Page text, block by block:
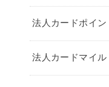
法人カードポイン
法人カードマイル